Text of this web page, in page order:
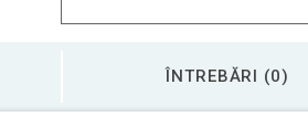
Pardoseală de vinil
ÎNTREBĂRI (0)